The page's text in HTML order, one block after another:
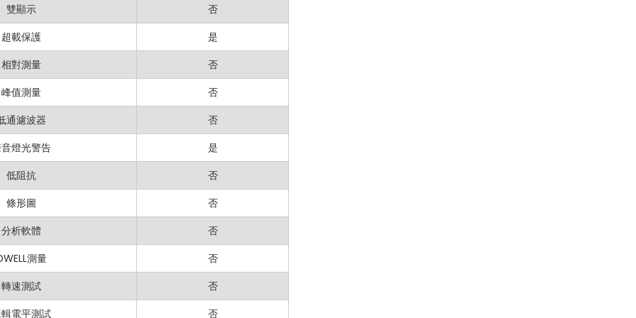
多用表結合了多功能性和易用性，成為任何從事電氣系統工作者的必備工具。其強大的功能組合和可靠的性能，確保您可以自信地應對
雙顯示
否
超載保護
是
相對測量
否
峰值測量
否
通濾波器
否
燈光警告
是
低阻抗
否
條形圖
否
分析軟體
否
測量
否
轉速測試
否
電平測試
否